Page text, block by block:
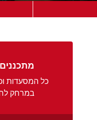
כל המסעדות
במרחק